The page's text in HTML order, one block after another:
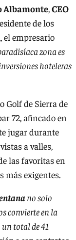
Albamonte,CEO
de los
, el empresario
zona es
hoteleras
Golf de Sierra de
72, afincado en
jugar durante
a valles,
las favoritas en
más exigentes.
no solo
convierte en la
total de 41